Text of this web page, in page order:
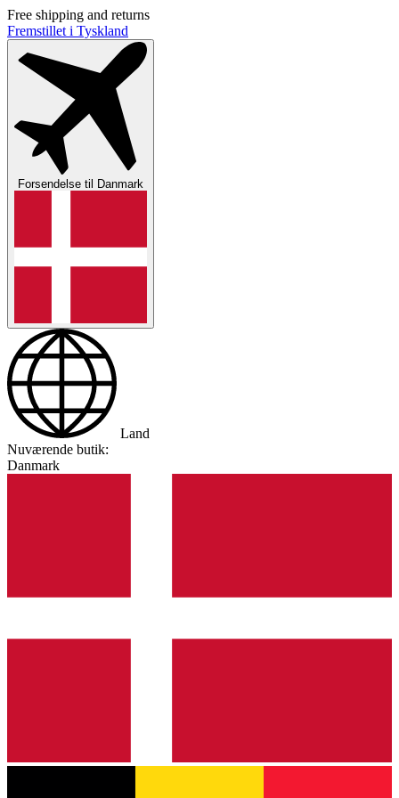
Free shipping and returns
Fremstillet i Tyskland
Forsendelse til Danmark
Land
Nuværende butik:
Danmark